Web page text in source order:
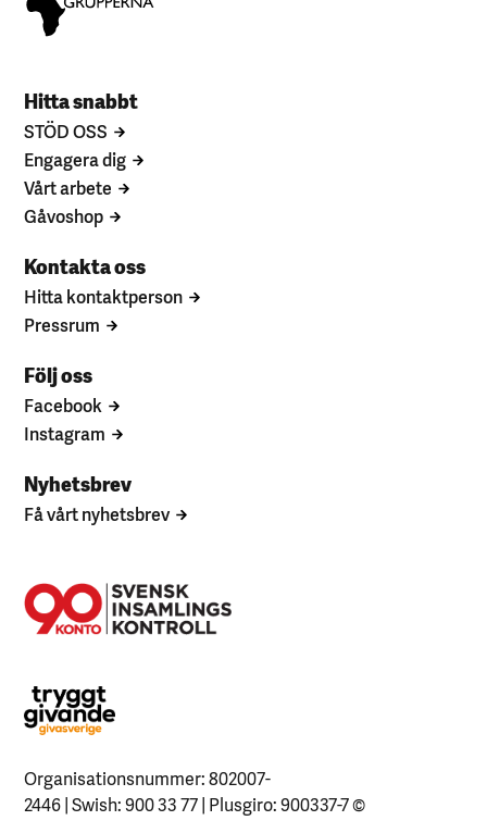
Hitta snabbt
STÖD OSS
Engagera dig
Vårt arbete
Gåvoshop
Kontakta oss
Hitta kontaktperson
Pressrum
Följ oss
Facebook
Instagram
Nyhetsbrev
Få vårt nyhetsbrev
Organisationsnummer: 802007-
2446 | Swish: 900 33 77 | Plusgiro: 900337-7©